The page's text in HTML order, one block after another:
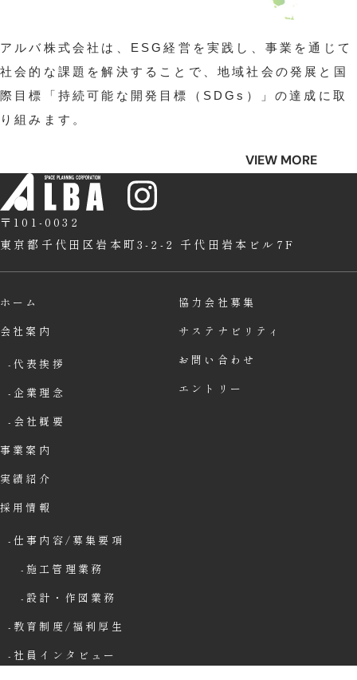
アルバ株式会社は、ESG経営を実践し、事業を通じて
社会的な課題を解決することで、地域社会の発展と国
際目標「持続可能な開発目標（SDGs）」の達成に取
り組みます。
VIEW MORE
〒101-0032
東京都千代田区岩本町3-2-2 千代田岩本ビル7F
ホーム
会社案内
代表挨拶
企業理念
会社概要
事業案内
実績紹介
採用情報
仕事内容/募集要項
施工管理業務
設計・作図業務
教育制度/福利厚生
社員インタビュー
協力会社募集
サステナビリティ
お問い合わせ
エントリー